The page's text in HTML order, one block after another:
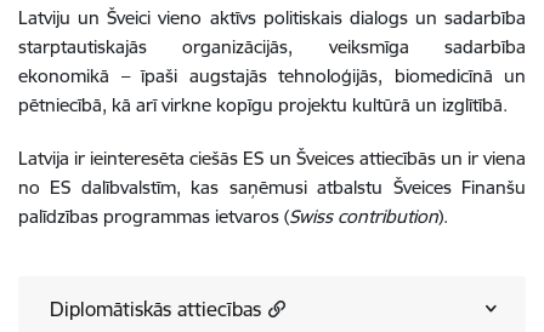
Latviju un Šveici vieno aktīvs politiskais dialogs un sadarbība
starptautiskajās organizācijās, veiksmīga sadarbība
ekonomikā – īpaši augstajās tehnoloģijās, biomedicīnā un
pētniecībā, kā arī virkne kopīgu projektu kultūrā un izglītībā.
Latvija ir ieinteresēta ciešās ES un Šveices attiecībās un ir viena
no ES dalībvalstīm, kas saņēmusi atbalstu Šveices Finanšu
palīdzības programmas ietvaros (Swiss contribution).
Diplomātiskās attiecības